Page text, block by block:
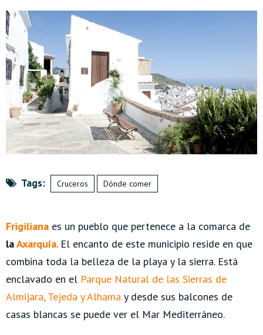
Tags: Cruceros Dónde comer
Frigiliana es un pueblo que pertenece a la comarca de
laAxarquía. El encanto de este municipio reside en que
combina toda la belleza de la playa y la sierra. Está
enclavado en el Parque Natural de las Sierras de
Almijara, Tejeda y Alhama y desde sus balcones de
casas blancas se puede ver el Mar Mediterráneo.